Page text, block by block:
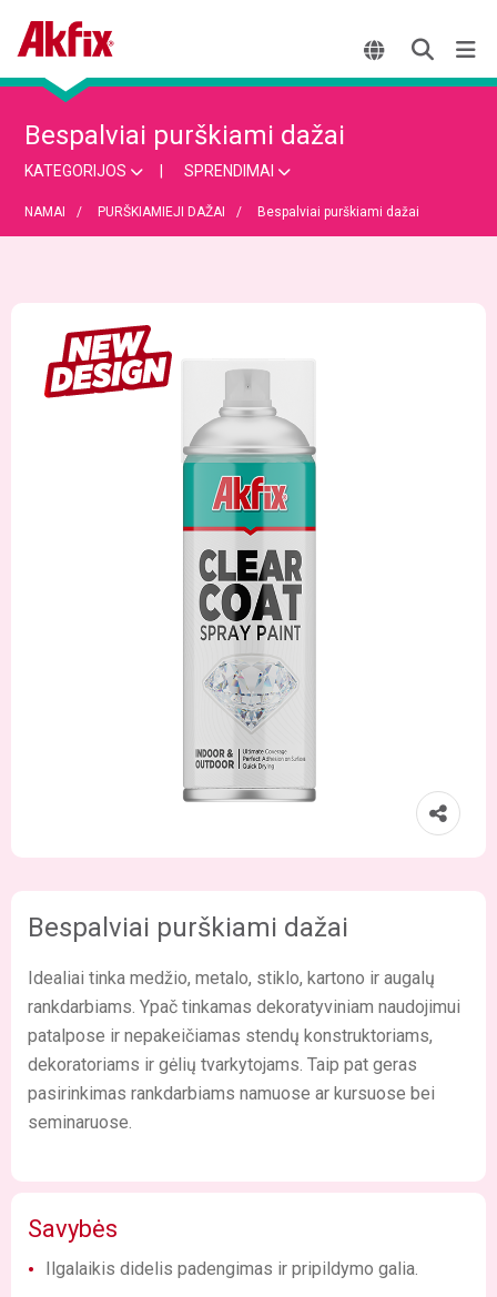
Bespalviai purškiami dažai
KATEGORIJOS SPRENDIMAI
NAMAI PURŠKIAMIEJI DAŽAI Bespalviai purškiami dažai
Bespalviai purškiami dažai
Idealiai tinka medžio, metalo, stiklo, kartono ir augalų
rankdarbiams. Ypač tinkamas dekoratyviniam naudojimui
patalpose ir nepakeičiamas stendų konstruktoriams,
dekoratoriams ir gėlių tvarkytojams. Taip pat geras
pasirinkimas rankdarbiams namuose ar kursuose bei
seminaruose.
Savybės
Ilgalaikis didelis padengimas ir pripildymo galia.